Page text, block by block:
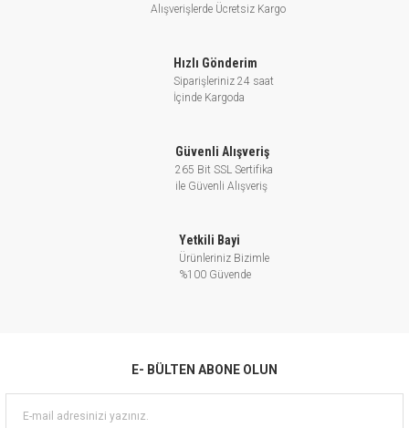
Alışverişlerde Ücretsiz Kargo
Hızlı Gönderim
Siparişleriniz 24 saat
İçinde Kargoda
Güvenli Alışveriş
265 Bit SSL Sertifika
ile Güvenli Alışveriş
Yetkili Bayi
Ürünleriniz Bizimle
%100 Güvende
E- BÜLTEN ABONE OLUN